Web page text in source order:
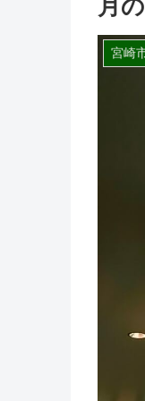
月
宮崎